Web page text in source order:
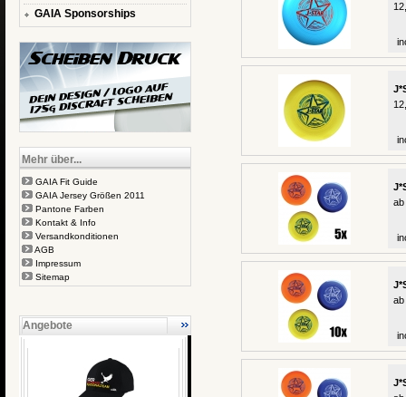
GAIA Sponsorships
Mehr über...
GAIA Fit Guide
GAIA Jersey Größen 2011
Pantone Farben
Kontakt & Info
Versandkonditionen
AGB
Impressum
Sitemap
Angebote
ab
ab